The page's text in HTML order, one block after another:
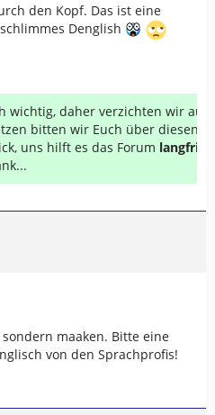
den Kopf. Das ist eine
Denglish
wichtig, daher verzichten wir auf
bitten wir Euch über diesen
uns hilft es das Forum
maaken. Bitte eine
von den Sprachprofis!